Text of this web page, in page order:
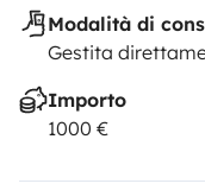
Modalità di
Gestita
Importo
1000 €